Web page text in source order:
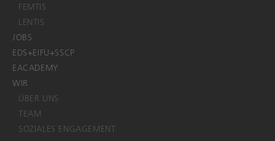
FEMTIS
LENTIS
JOBS
EDS+EIFU+SSCP
EACADEMY
WIR
ÜBER UNS
TEAM
SOZIALES ENGAGEMENT